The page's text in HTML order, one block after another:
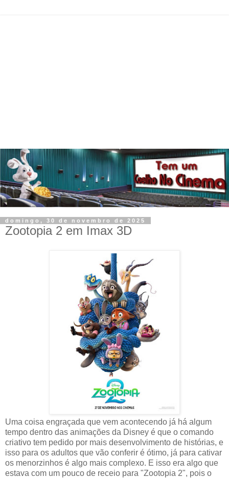
domingo, 30 de novembro de 2025
Zootopia 2 em Imax 3D
Uma coisa engraçada que vem acontecendo já há algum
tempo dentro das animações da Disney é que o comando
criativo tem pedido por mais desenvolvimento de histórias, e
isso para os adultos que vão conferir é ótimo, já para cativar
os menorzinhos é algo mais complexo. E isso era algo que
estava com um pouco de receio para "Zootopia 2", pois o